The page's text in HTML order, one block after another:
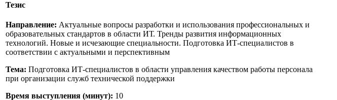
Тезис
Направление: Актуальные вопросы разработки и использования профессиональных и
образовательных стандартов в области ИТ. Тренды развития информационных
технологий. Новые и исчезающие специальности. Подготовка ИТ-специалистов в
соответствии с актуальными и перспективным
Тема: Подготовка ИТ-специалистов в области управления качеством работы персонала
при организации служб технической поддержки
Время выступления (минут): 10